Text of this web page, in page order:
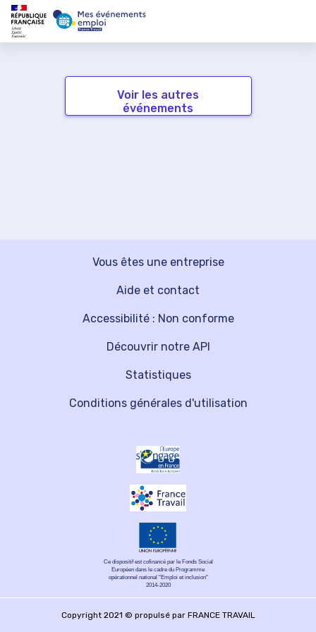
Voir les autres
événements
Vous êtes une entreprise
Découvrir notre API
Aide et contact
Statistiques
Accessibilité : Non conforme
Conditions générales d'utilisation
Ce dispositif est cofinancé par le Fonds Social
Européen dans le cadre du Programme
opérationnel national "Emploi et inclusion"
2014-2020
Copyright 2021 © propulsé par FRANCE TRAVAIL